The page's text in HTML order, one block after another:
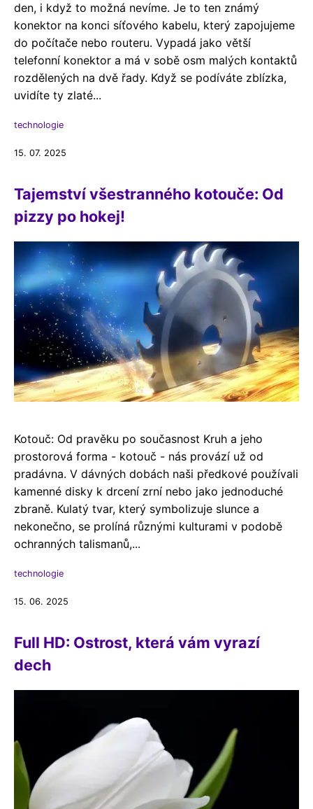
den, i když to možná nevíme. Je to ten známý
konektor na konci síťového kabelu, který zapojujeme
do počítače nebo routeru. Vypadá jako větší
telefonní konektor a má v sobě osm malých kontaktů
rozdělených na dvě řady. Když se podíváte zblízka,
uvidíte ty zlaté...
technologie
15. 07. 2025
Tajemství všestranného kotouče: Od
pizzy po hokej!
Kotouč: Od pravěku po současnost Kruh a jeho
prostorová forma - kotouč - nás provází už od
pradávna. V dávných dobách naši předkové používali
kamenné disky k drcení zrní nebo jako jednoduché
zbraně. Kulatý tvar, který symbolizuje slunce a
nekonečno, se prolíná různými kulturami v podobě
ochranných talismanů,...
technologie
15. 06. 2025
Full HD: Ostrost, která vám vyrazí
dech